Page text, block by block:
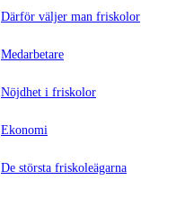
Därför väljer man friskolor
Medarbetare
Nöjdhet i friskolor
Ekonomi
De största friskoleägarna